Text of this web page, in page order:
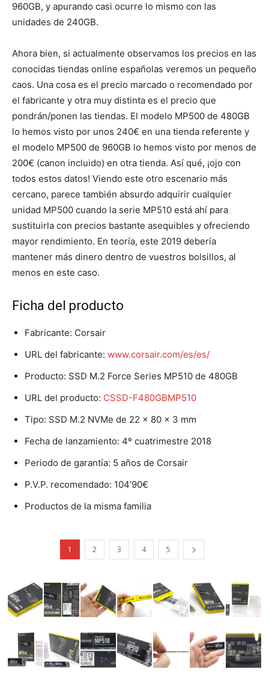
960GB, y apurando casi ocurre lo mismo con las
unidades de 240GB.
Ahora bien, si actualmente observamos los precios en las
conocidas tiendas online españolas veremos un pequeño
caos. Una cosa es el precio marcado o recomendado por
el fabricante y otra muy distinta es el precio que
pondrán/ponen las tiendas. El modelo MP500 de 480GB
lo hemos visto por unos 240€ en una tienda referente y
el modelo MP500 de 960GB lo hemos visto por menos de
200€ (canon incluido) en otra tienda. Así qué, ¡ojo con
todos estos datos! Viendo este otro escenario más
cercano, parece también absurdo adquirir cualquier
unidad MP500 cuando la serie MP510 está ahí para
sustituirla con precios bastante asequibles y ofreciendo
mayor rendimiento. En teoría, este 2019 debería
mantener más dinero dentro de vuestros bolsillos, al
menos en este caso.
Ficha del producto
Fabricante: Corsair
URL del fabricante: www.corsair.com/es/es/
Producto: SSD M.2 Force Series MP510 de 480GB
URL del producto: CSSD-F480GBMP510
Tipo: SSD M.2 NVMe de 22 x 80 x 3 mm
Fecha de lanzamiento: 4º cuatrimestre 2018
Periodo de garantía: 5 años de Corsair
P.V.P. recomendado: 104’90€
Productos de la misma familia
1 2 3 4 5